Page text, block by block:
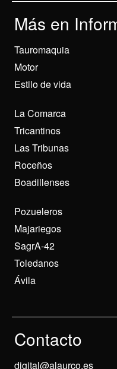
Más en
Tauromaquia
Motor
Estilo de vida
La Comarca
Tricantinos
Las Tribunas
Roceños
Boadillenses
Pozueleros
Majariegos
SagrA-42
Toledanos
Ávila
Contacto
digital@alaurco.es